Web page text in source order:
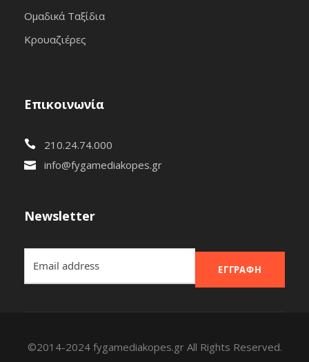
Ομαδικά Ταξίδια
Κρουαζιέρες
Επικοινωνία
210.24.74.000
info@fygamediakopes.gr
Newsletter
ΕΓΓΡΑΦΉ
©2014-2024 fygamediakopes.gr All Rights Reserved.